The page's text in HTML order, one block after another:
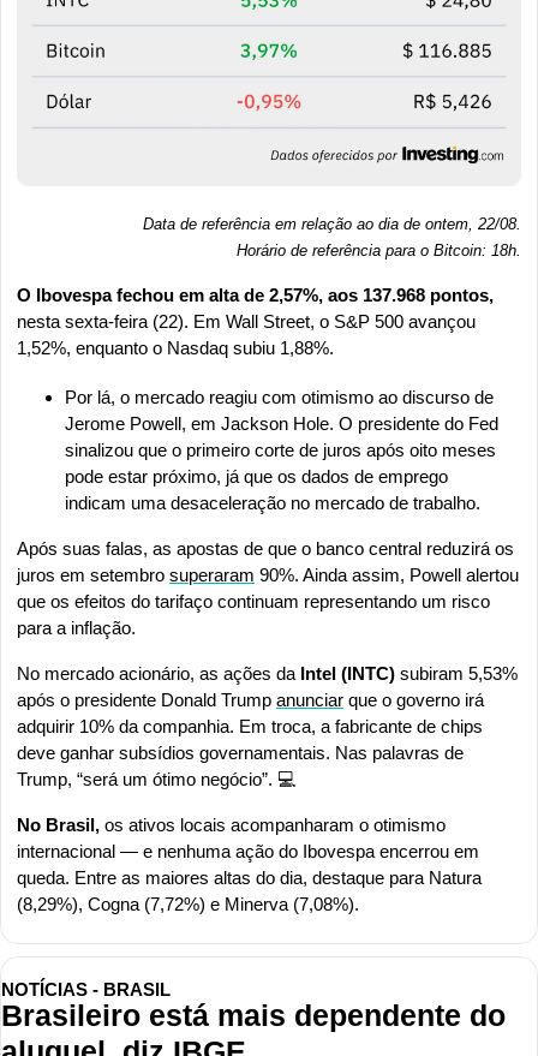
Data de referência em relação ao dia de ontem, 22/08.
Horário de referência para o Bitcoin: 18h
nesta sexta-feira (22). Em Wall Street, o S&P 500 avançou
1,52%, enquanto o Nasdaq subiu 1,88%.
Por lá, o mercado reagiu com otimismo ao discurso de
Jerome Powell, em Jackson Hole. O presidente do Fed
sinalizou que o primeiro corte de juros após oito meses
pode estar próximo, já que os dados de emprego
indicam uma desaceleração no mercado de trabalho.
Após suas falas, as apostas de que o banco central reduzirá os
juros em setembro superaram 90%. Ainda assim, Powell alertou
que os efeitos do tarifaço continuam representando um risco
para a inflação.
No mercado acionário, as ações da Intel (INTC) subiram 5,53%
após o presidente Donald Trump anunciar que o governo irá
adquirir 10% da companhia. Em troca, a fabricante de chips
deve ganhar subsídios governamentais. Nas palavras de
Trump, “será um ótimo negócio”. 💻
No Brasil, os ativos locais acompanharam o otimismo
internacional — e nenhuma ação do Ibovespa encerrou em
queda. Entre as maiores altas do dia, destaque para Natura
(8,29%), Cogna (7,72%) e Minerva (7,08%).
NOTÍCIAS - BRASIL
Brasileiro está mais dependente do